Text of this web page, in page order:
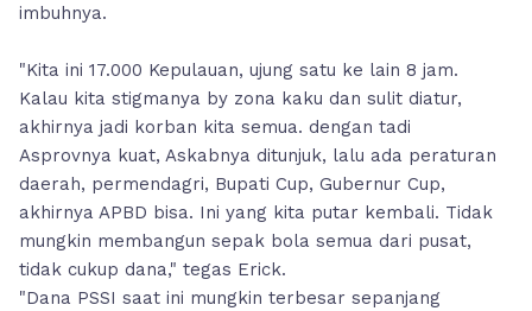
imbuhnya.
"Kita ini 17.000 Kepulauan, ujung satu ke lain 8 jam.
Kalau kita stigmanya by zona kaku dan sulit diatur,
akhirnya jadi korban kita semua. dengan tadi
Asprovnya kuat, Askabnya ditunjuk, lalu ada peraturan
daerah, permendagri, Bupati Cup, Gubernur Cup,
akhirnya APBD bisa. Ini yang kita putar kembali. Tidak
mungkin membangun sepak bola semua dari pusat,
tidak cukup dana," tegas Erick.
"Dana PSSI saat ini mungkin terbesar sepanjang